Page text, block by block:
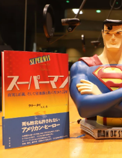
イベント・グッズ
YouTube
会社情報